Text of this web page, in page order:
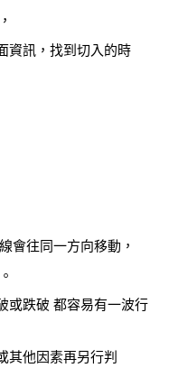
資訊，找到切入的時
會往同一方向移動，
或跌破 都容易有一波行
因素再另行判